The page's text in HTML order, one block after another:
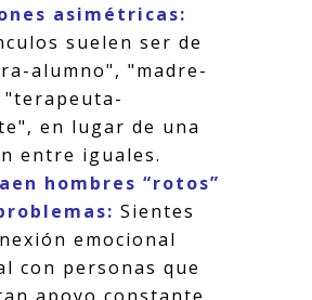
asimétricas:
suelen ser de
alumno", "madre-
en lugar de una
entre iguales.
hombres “rotos”
Sientes
emocional
con personas que